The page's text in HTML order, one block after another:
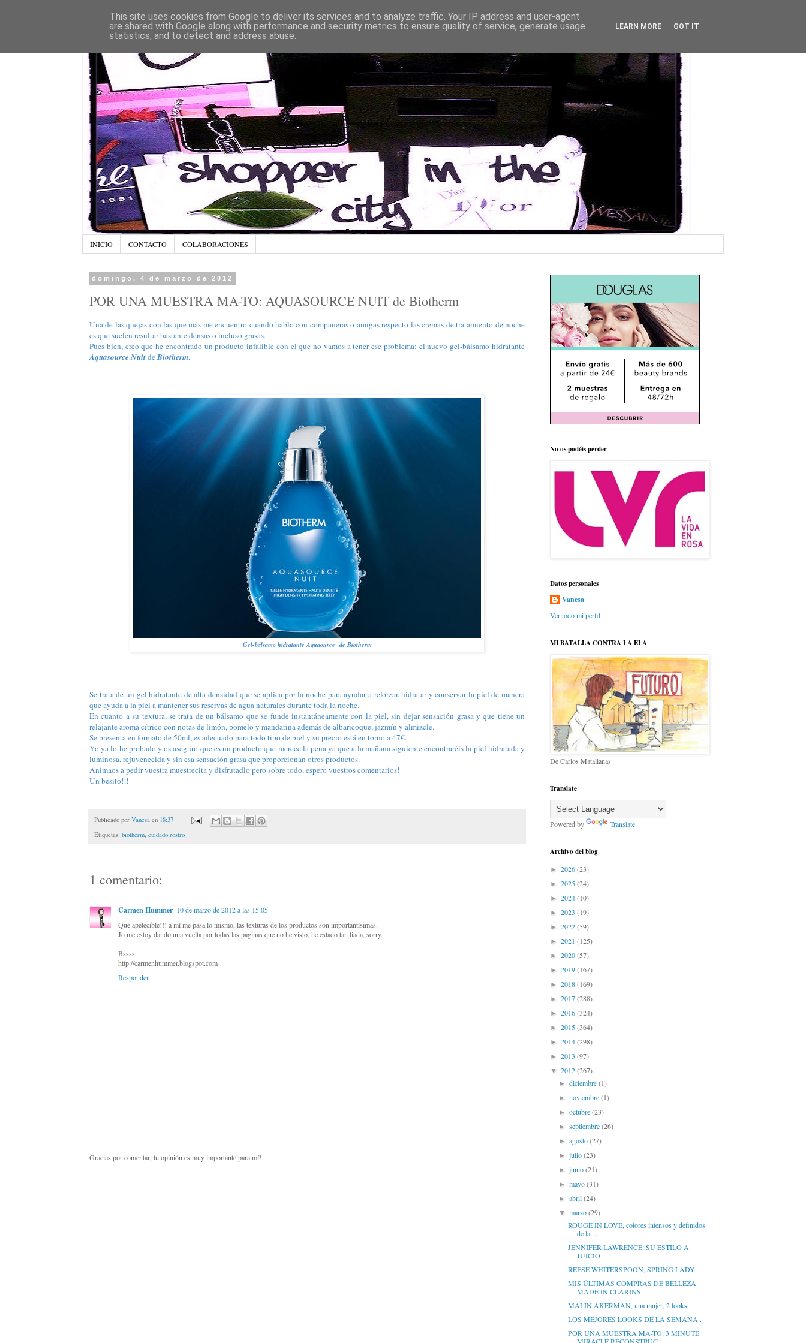
INICIO CONTACTO COLABORACIONES
domingo, 4 de marzo de 2012
POR UNA MUESTRA MA-TO: AQUASOURCE NUIT de Biotherm
Una de las quejas con las que más me encuentro cuando hablo con compañeras o amigas respecto las cremas de tratamiento de noche
es que suelen resultar bastante densas o incluso grasas.
Pues bien, creo que he encontrado un producto infalible con el que no vamos a tener ese problema: el nuevo gel-bálsamo hidratante
Aquasource NuitdeBiotherm.
Gel-bálsamo hidratante Aquaource de Biotherm
Se trata de un gel hidratante de alta densidad que se aplica por la noche para ayudar a reforzar, hidratar y conservar la piel de manera
que ayuda a la piel a mantener sus reservas de agua naturales durante toda la noche.
En cuanto a su textura, se trata de un bálsamo que se funde instantáneamente con la piel, sin dejar sensación grasa y que tiene un
relajante aroma cítrico con notas de limón, pomelo y mandarina además de albaricoque, jazmín y almizcle.
Se presenta en formato de 50ml, es adecuado para todo tipo de piel y su precio está en torno a 47€.
Yo ya lo he probado y os aseguro que es un producto que merece la pena ya que a la mañana siguiente encontraréis la piel hidratada y
luminosa, rejuvenecida y sin esa sensación grasa que proporcionan otros productos.
Animaos a pedir vuestra muestrecita y disfrutadlo pero sobre todo, espero vuestros comentarios!
Un besito!!!
Publicado por Vanesa en 18:37
Etiquetas: biotherm, cuidado rostro
1 comentario:
Carmen Hummer 10 de marzo de 2012 a las 15:05
Que apetecible!!! a mí me pasa lo mismo, las texturas de los productos son importantísimas.
Jo me estoy dando una vuelta por todas las paginas que no he visto, he estado tan liada, sorry.
Bssss
http://carmenhummer.blogspot.com
Responder
Gracias por comentar, tu opinión es muy importante para mí!
No os podéis perder
Datos personales
Vanesa
Ver todo mi perfil
MI BATALLA CONTRA LA ELA
De Carlos Matallanas
Translate
Powered by Translate
Archivo del blog
► 2026(23)
► 2025(24)
► 2024(10)
► 2023 (19)
► 2022(59)
► 2021 (125)
► 2020(57)
► 2019(167)
► 2018(169)
► 2017(288)
► 2016(324)
► 2015(364)
► 2014(298)
► 2013 (97)
▼ 2012(267)
►diciembre(1)
►noviembre(1)
►octubre(23)
►septiembre(26)
►agosto(27)
►julio(23)
►junio(21)
►mayo(31)
►abril(24)
▼marzo(29)
ROUGE IN LOVE, colores intensos y definidos
de la ...
JENNIFER LAWRENCE: SU ESTILO A
JUICIO
REESE WHITERSPOON, SPRING LADY
MIS ÚLTIMAS COMPRAS DE BELLEZA
MADE IN CLARINS
MALIN AKERMAN, una mujer, 2 looks
LOS MEJORES LOOKS DE LA SEMANA..
POR UNA MUESTRA MA-TO: 3 MINUTE
This site uses cookies from Google to deliver its services and to analyze traffic. Your IP address and user-agent
are shared with Google along with performance and security metrics to ensure quality of service, generate usage
statistics, and to detect and address abuse.
LEARN MORE GOT IT